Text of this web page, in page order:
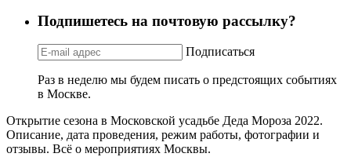
Подпишетесь на почтовую рассылку?
Подписаться
Раз в неделю мы будем писать о предстоящих событиях
в Москве.
Открытие сезона в Московской усадьбе Деда Мороза 2022.
Описание, дата проведения, режим работы, фотографии и
отзывы. Всё о мероприятиях Москвы.